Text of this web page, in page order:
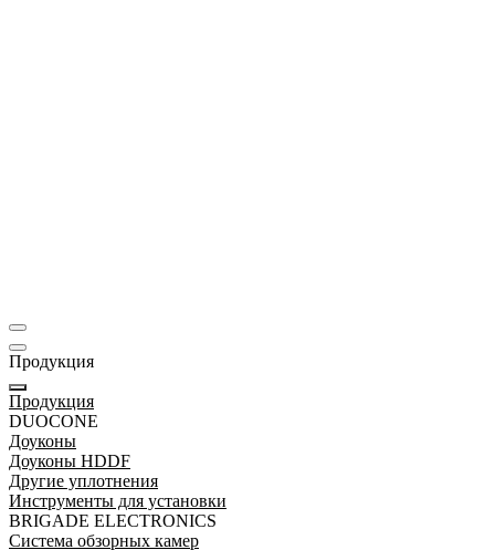
Продукция
Продукция
DUOCONE
Доуконы
Доуконы HDDF
Другие уплотнения
Инструменты для установки
BRIGADE ELECTRONICS
Система обзорных камер